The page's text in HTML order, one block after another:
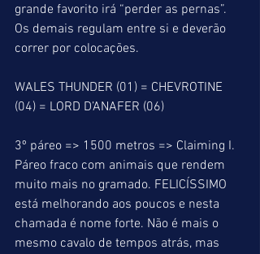
grande favorito irá “perder as pernas”.
Os demais regulam entre si e deverão
correr por colocações.
WALES THUNDER (01) = CHEVROTINE
(04) = LORD D’ANAFER (06)
3º páreo => 1500 metros => Claiming I.
Páreo fraco com animais que rendem
muito mais no gramado. FELICÍSSIMO
está melhorando aos poucos e nesta
chamada é nome forte. Não é mais o
mesmo cavalo de tempos atrás, mas